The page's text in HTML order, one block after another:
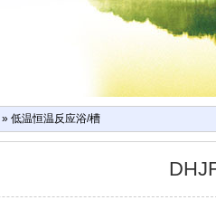
» 低温恒温反应浴/槽